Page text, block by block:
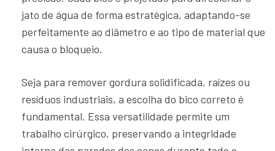
jato de água de forma estratégica, adaptando-se
perfeitamente ao diâmetro e ao tipo de material que
causa o bloqueio.
Seja para remover gordura solidificada, raízes ou
resíduos industriais, a escolha do bico correto é
fundamental. Essa versatilidade permite um
trabalho cirúrgico, preservando a integridade